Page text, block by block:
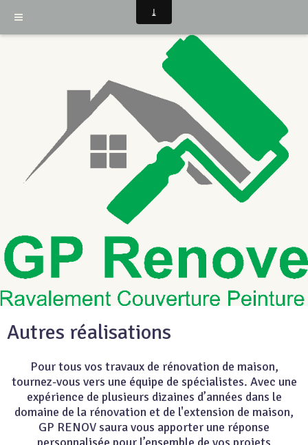
Autres réalisations
Pour tous vos travaux de rénovation de maison,
tournez-vous vers une équipe de spécialistes. Avec une
expérience de plusieurs dizaines d’années dans le
domaine de la rénovation et de l'extension de maison,
GP RENOV saura vous apporter une réponse